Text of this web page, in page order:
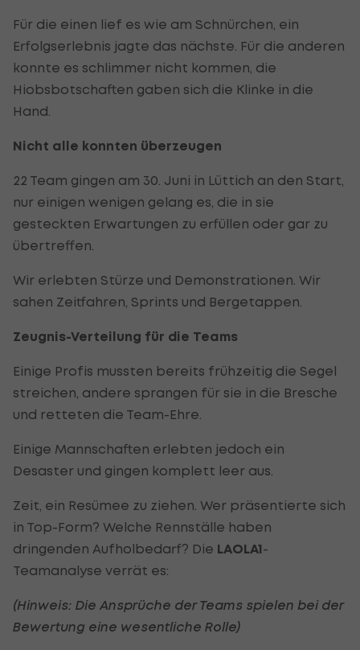
Für die einen lief es wie am Schnürchen, ein
Erfolgserlebnis jagte das nächste. Für die anderen
konnte es schlimmer nicht kommen, die
Hiobsbotschaften gaben sich die Klinke in die
Hand.
Nicht alle konnten überzeugen
22 Team gingen am 30. Juni in Lüttich an den Start,
nur einigen wenigen gelang es, die in sie
gesteckten Erwartungen zu erfüllen oder gar zu
übertreffen.
Wir erlebten Stürze und Demonstrationen. Wir
sahen Zeitfahren, Sprints und Bergetappen.
Zeugnis-Verteilung für die Teams
Einige Profis mussten bereits frühzeitig die Segel
streichen, andere sprangen für sie in die Bresche
und retteten die Team-Ehre.
Einige Mannschaften erlebten jedoch ein
Desaster und gingen komplett leer aus.
Zeit, ein Resümee zu ziehen. Wer präsentierte sich
in Top-Form? Welche Rennställe haben
dringenden Aufholbedarf? Die LAOLA1-
Teamanalyse verrät es:
(Hinweis: Die Ansprüche der Teams spielen bei der
Bewertung eine wesentliche Rolle)